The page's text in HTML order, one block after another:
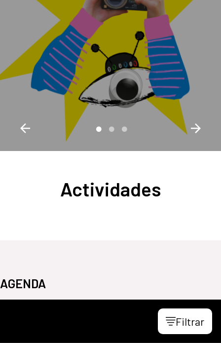
Actividades
AGENDA
Filtrar